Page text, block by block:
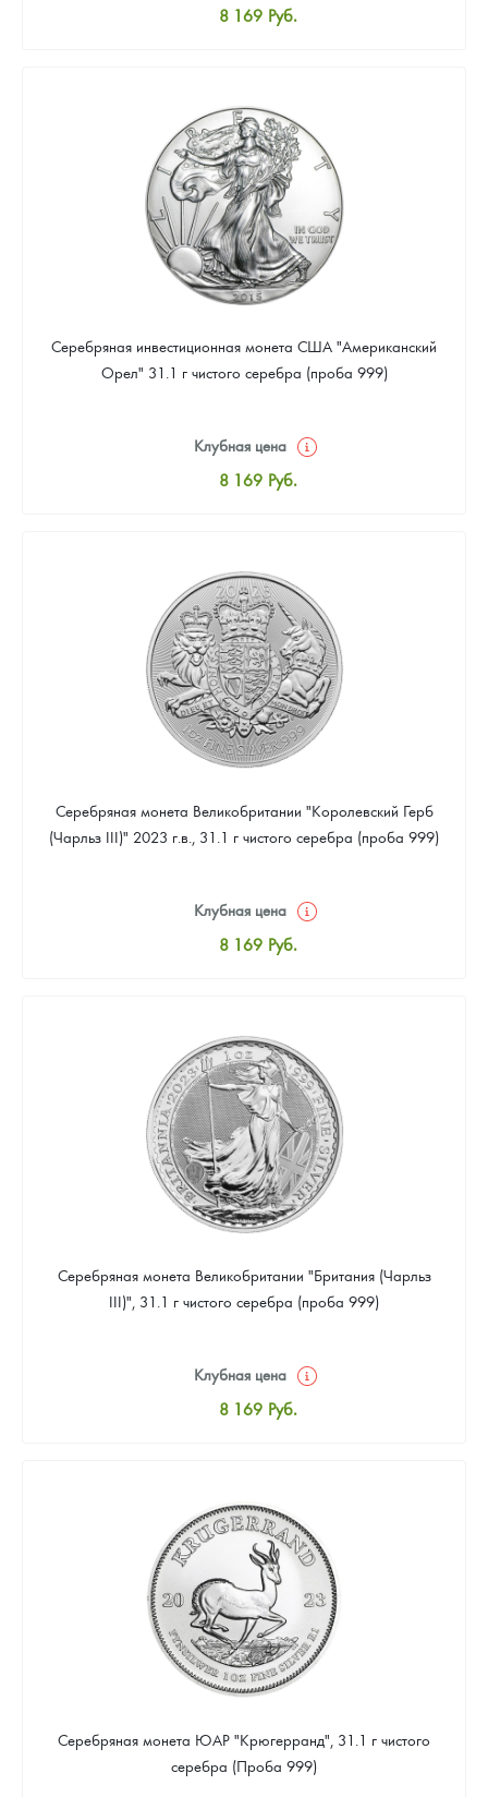
8 169 Руб.
Цена выкупа
Звоните
Серебряная инвестиционная монета США "Американский
Орел" 31.1 г чистого серебра (проба 999)
Клубная цена
8 169 Руб.
Цена выкупа
Звоните
Серебряная монета Великобритании "Королевский Герб
(Чарльз III)" 2023 г.в., 31.1 г чистого серебра (проба 999)
Клубная цена
8 169 Руб.
Цена выкупа
Звоните
Серебряная монета Великобритании "Британия (Чарльз
III)", 31.1 г чистого серебра (проба 999)
Клубная цена
8 169 Руб.
Звоните
Серебряная монета ЮАР "Крюгерранд", 31.1 г чистого
серебра (Проба 999)